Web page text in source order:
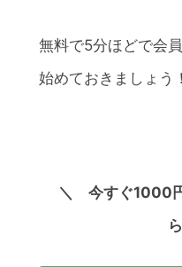
無料で5分ほどで会
始めておきましょう！
＼ 今すぐ1000